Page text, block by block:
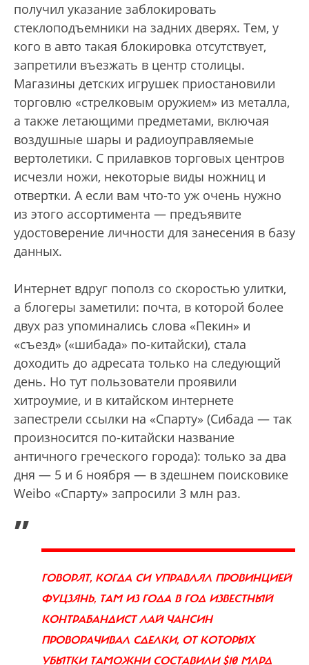
получил указание заблокировать
стеклоподъемники на задних дверях. Тем, у
кого в авто такая блокировка отсутствует,
запретили въезжать в центр столицы.
Магазины детских игрушек приостановили
торговлю «стрелковым оружием» из металла,
а также летающими предметами, включая
воздушные шары и радиоуправляемые
вертолетики. С прилавков торговых центров
исчезли ножи, некоторые виды ножниц и
отвертки. А если вам что-то уж очень нужно
из этого ассортимента — предъявите
удостоверение личности для занесения в базу
данных.
Интернет вдруг пополз со скоростью улитки,
а блогеры заметили: почта, в которой более
двух раз упоминались слова «Пекин» и
«съезд» («шибада» по-китайски), стала
доходить до адресата только на следующий
день. Но тут пользователи проявили
хитроумие, и в китайском интернете
запестрели ссылки на «Спарту» (Сибада — так
произносится по-китайски название
античного греческого города): только за два
дня — 5 и 6 ноября — в здешнем поисковике
Weibo «Спарту» запросили 3 млн раз.
„
ГОВОРЯТ, КОГДА СИ УПРАВЛЯЛ ПРОВИНЦИЕЙ
ФУЦЗЯНЬ, ТАМ ИЗ ГОДА В ГОД ИЗВЕСТНЫЙ
КОНТРАБАНДИСТ ЛАЙ ЧАНСИН
ПРОВОРАЧИВАЛ СДЕЛКИ, ОТ КОТОРЫХ
УБЫТКИ ТАМОЖНИ СОСТАВИЛИ $10 МЛРД